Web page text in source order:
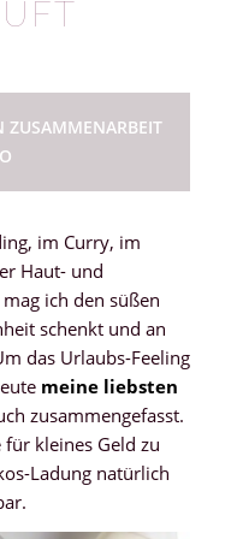
ZUSAMMENARBEIT
im Curry, im
Haut- und
ich den süßen
schenkt und an
das Urlaubs-Feeling
meine liebsten
zusammengefasst.
kleines Geld zu
Ladung natürlich